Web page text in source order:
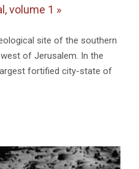
volume 1 »
site of the southern
of Jerusalem. In the
fortified city-state of